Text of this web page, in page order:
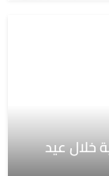
خلال عيد